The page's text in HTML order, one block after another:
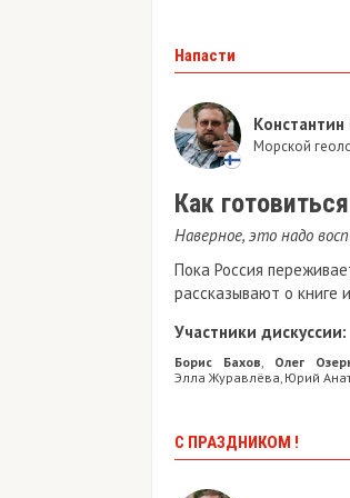
Напасти
Константин
Морской
Как
Наверное, это надо
Пока Россия
рассказывают о книге
Участники дискуссии:
Борис Бахов, Олег
Элла Журавлёва, Юрий
С ПРАЗДНИКОМ !